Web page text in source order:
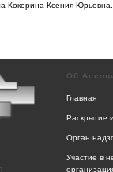
Кокорина Ксения Юрьевна.
Об
Главная
Раскрытие
Орган
Участие в